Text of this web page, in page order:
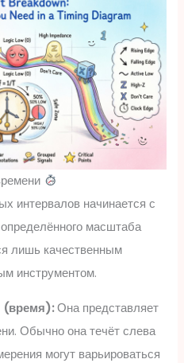
интервалов начинается с
масштаба
лишь качественным
инструментом.
(время):Она представляет
Обычно она течёт слева
могут варьироваться